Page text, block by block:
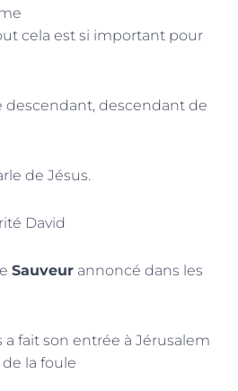
cela est si important pour
descendant, descendant de
de Jésus.
David
Sauveur annoncé dans les
a fait son entrée à Jérusalem
la foule